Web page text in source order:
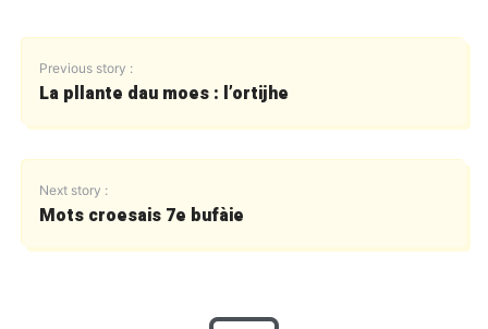
Previous story :
La pllante dau moes : l’ortijhe
Next story :
Mots croesais 7e bufàie